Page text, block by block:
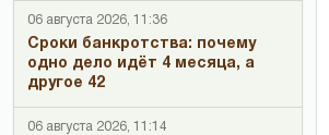
06 августа 2026, 11:36
Сроки банкротства: почему
одно дело идёт 4 месяца, а
другое 42
06 августа 2026, 11:14